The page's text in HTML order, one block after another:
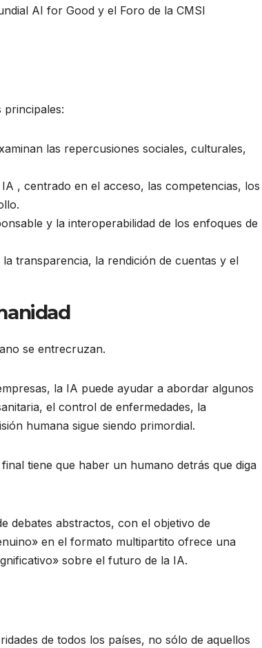
AI for Good y el Foro de la CMSI
principales:
las repercusiones sociales, culturales,
, centrado en el acceso, las competencias, los
y la interoperabilidad de los enfoques de
transparencia, la rendición de cuentas y el
se entrecruzan.
la IA puede ayudar a abordar algunos
el control de enfermedades, la
humana sigue siendo primordial.
tiene que haber un humano detrás que diga
debates abstractos, con el objetivo de
en el formato multipartito ofrece una
sobre el futuro de la IA.
de todos los países, no sólo de aquellos